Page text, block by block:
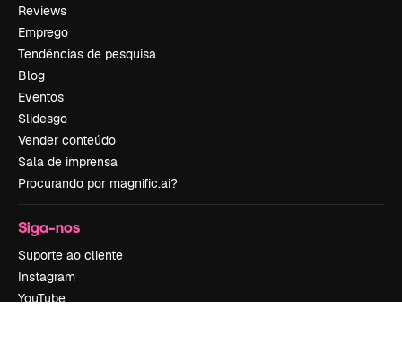
Reviews
Emprego
Tendências de pesquisa
Blog
Eventos
Slidesgo
Vender conteúdo
Sala de imprensa
Procurando por magnific.ai?
Siga-nos
Suporte ao cliente
Instagram
YouTube